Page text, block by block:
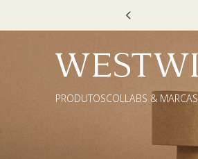
PRODUTOSCOLLABS & MARCAS